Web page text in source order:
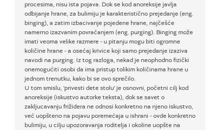
procesima, nisu ista pojava. Dok se kod anoreksije javlja
odbijanje hrane, za bulimiju je karakteristično prejedanje (eng.
binging), a zatim izbacivanje pojedene hrane, najčešće
namerno izazvanim povraćanjem (eng. purging). Binging može
imati veoma velike razmere - u pitanju mogu biti ogromne
količine hrane - a osećaj krivice koji samo prejedanje izaziva
navodi na purging. Iz tog razloga, nekad je neophodno fizički
onemogućiti osobi da ima pristup tolikim količinama hrane u
jednom trenutku, kako bi se ovo sprečilo.
U tom smislu, 'privesti dete stolu' je osnovni, početni cilj kod
anoreksije (iskustvo autorke teksta), dok se savet o
zakljucavanju frižidera ne odnosi konkretno na njeno iskustvo,
već uopšteno na pojavu poremećaja u ishrani - ovde konkretno
bulimiju, u cilju upozoravanja roditelja i okoline uopšte na